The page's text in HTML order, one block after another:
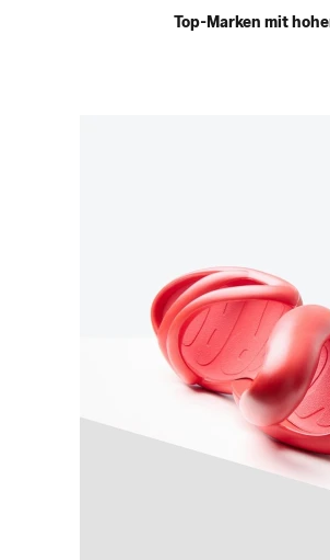
Top-Marken mit